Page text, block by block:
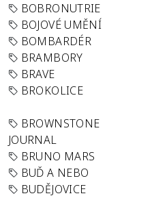
BOBRONUTRIE
BOJOVÉ UMĚNÍ
BOMBARDÉR
BRAMBORY
BRAVE
BROKOLICE
BROWNSTONE
JOURNAL
BRUNO MARS
BUĎ A NEBO
BUDĚJOVICE